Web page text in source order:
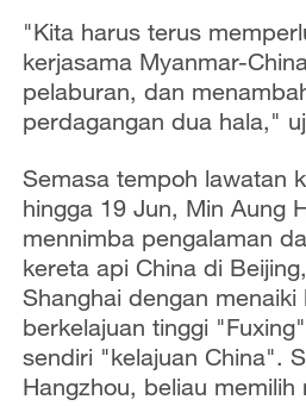
"Kita harus terus
kerjasama Myanmar-
pelaburan, dan
perdagangan dua hala,"
Semasa tempoh lawatan
hingga 19 Jun, Min Aung
mennimba pengalaman
kereta api China di
Shanghai dengan menaiki
berkelajuan tinggi
sendiri "kelajuan China".
Hangzhou, beliau memilih